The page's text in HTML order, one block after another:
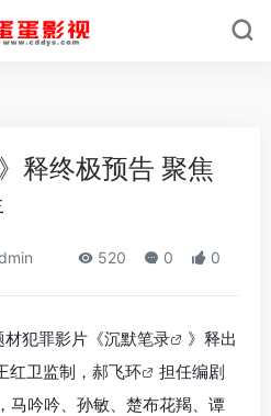
释终极预告 聚焦
520 0 0
犯罪影片《沉默笔录
》释出
红卫监制， 郝飞环
担任编剧
马吟吟、孙敏、楚布花羯、谭